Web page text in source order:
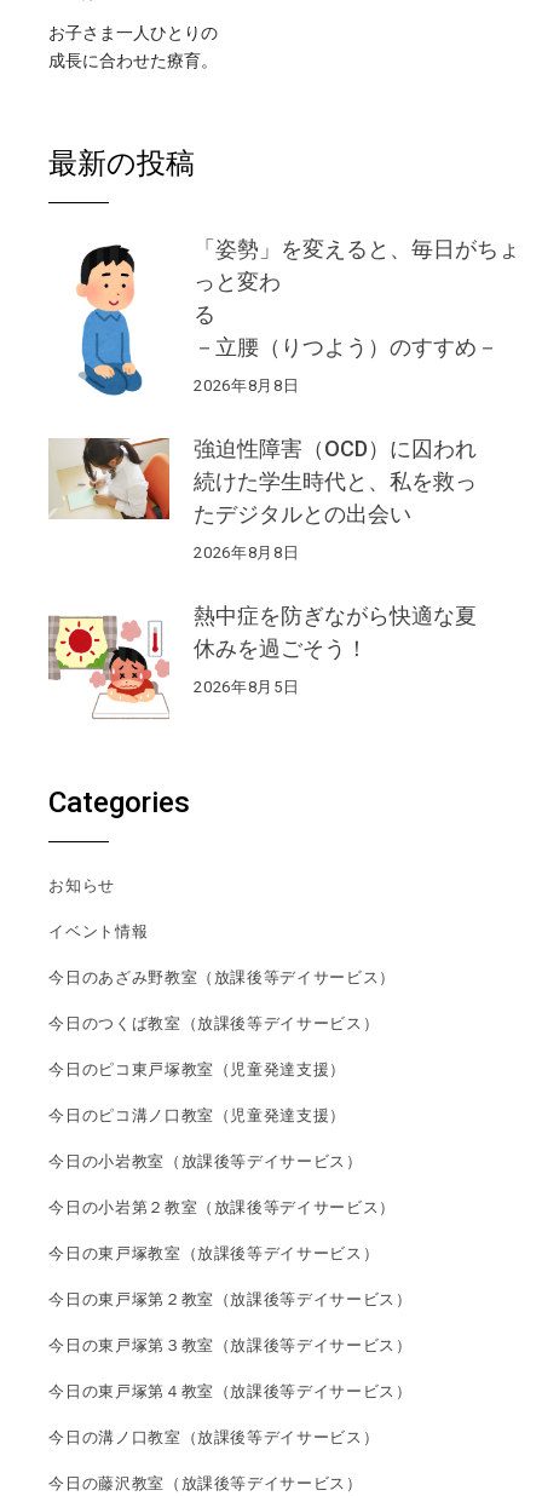
お子さま一人ひとりの
成長に合わせた療育。
最新の投稿
「姿勢」を変えると、毎日がちょ
っと変わ
る
－立腰（りつよう）のすすめ－
2026年8月8日
強迫性障害（OCD）に囚われ
続けた学生時代と、私を救っ
たデジタルとの出会い
2026年8月8日
熱中症を防ぎながら快適な夏
休みを過ごそう！
2026年8月5日
Categories
お知らせ
イベント情報
今日のあざみ野教室（放課後等デイサービス）
今日のつくば教室（放課後等デイサービス）
今日のピコ東戸塚教室（児童発達支援）
今日のピコ溝ノ口教室（児童発達支援）
今日の小岩教室（放課後等デイサービス）
今日の小岩第２教室（放課後等デイサービス）
今日の東戸塚教室（放課後等デイサービス）
今日の東戸塚第２教室（放課後等デイサービス）
今日の東戸塚第３教室（放課後等デイサービス）
今日の東戸塚第４教室（放課後等デイサービス）
今日の溝ノ口教室（放課後等デイサービス）
今日の藤沢教室（放課後等デイサービス）